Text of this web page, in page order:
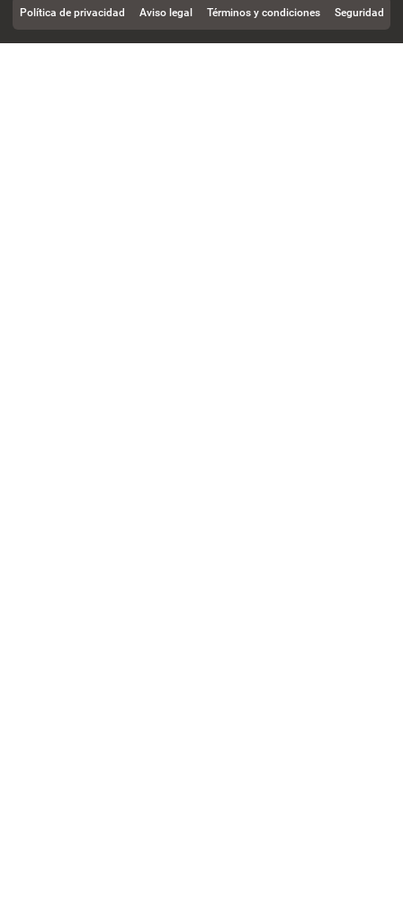
Política de privacidad Aviso legal Términos y condiciones Seguridad